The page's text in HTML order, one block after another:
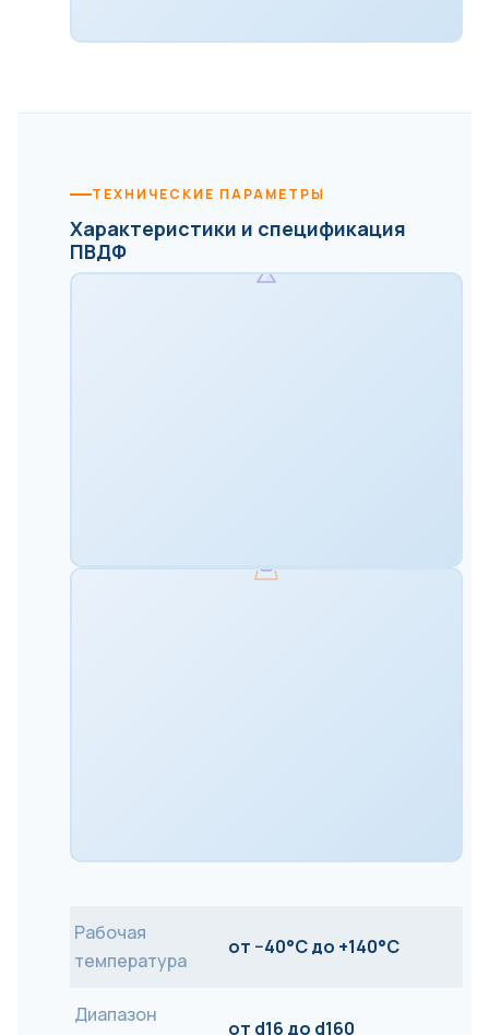
ТЕХНИЧЕСКИЕ ПАРАМЕТРЫ
Характеристики и спецификация
ПВДФ
Рабочая
температура
от −40°C до +140°C
Диапазон
от d16 до d160